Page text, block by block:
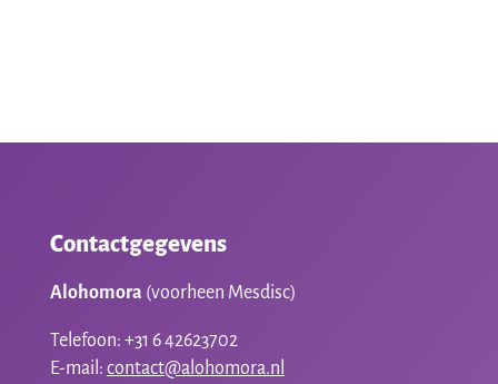
Contactgegevens
Alohomora (voorheen Mesdisc)
Telefoon: +31 6 42623702
E-mail: contact@alohomora.nl